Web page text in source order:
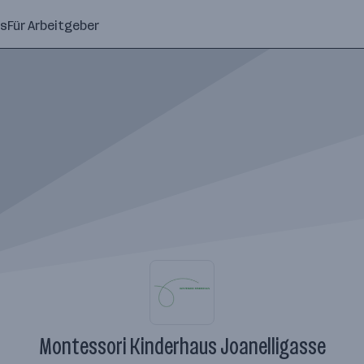
Für Arbeitgeber
Montessori Kinderhaus Joanelligasse